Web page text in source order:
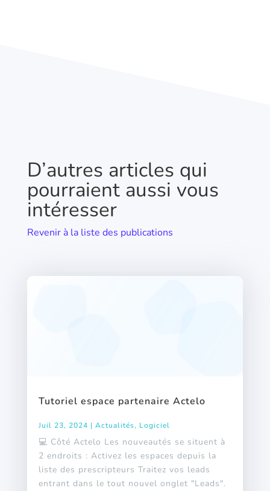
D’autres articles qui
pourraient aussi vous
intéresser
Revenir à la liste des publications
Tutoriel espace partenaire Actelo
Juil 23, 2024 | Actualités, Logiciel
💻 Côté Actelo Les nouveautés se situent à
2 endroits : Activez les espaces depuis la
liste des prescripteurs Traitez vos leads
entrant dans le tout nouvel onglet "Leads".